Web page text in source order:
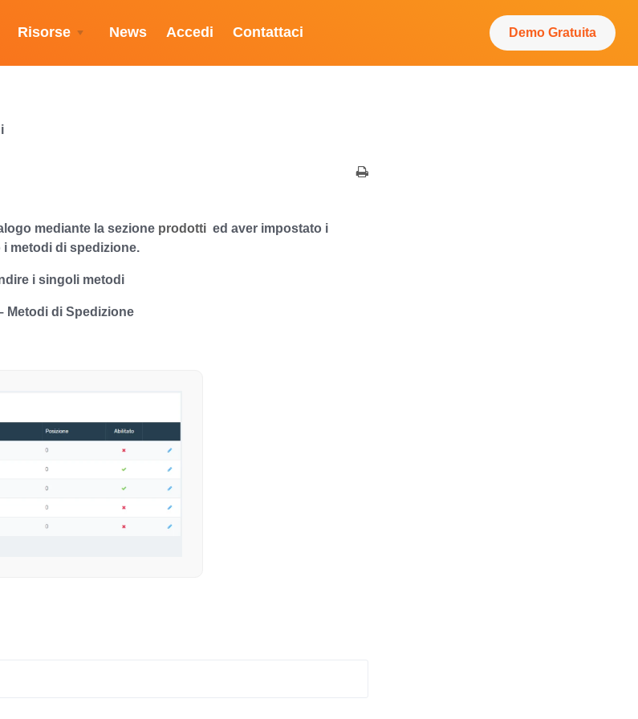
Demo Gratuita
Risorse News Accedi Contattaci
mediante la sezione prodotti ed aver impostato i
metodi di spedizione.
i singoli metodi
Metodi di Spedizione